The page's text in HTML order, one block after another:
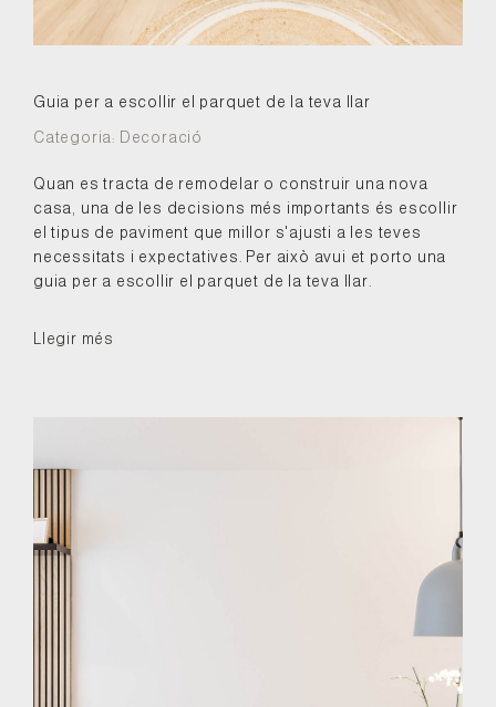
Guia per a escollir el parquet de la teva llar
Categoria: Decoració
Quan es tracta de remodelar o construir una nova
casa, una de les decisions més importants és escollir
el tipus de paviment que millor s'ajusti a les teves
necessitats i expectatives. Per això avui et porto una
guia per a escollir el parquet de la teva llar.
Llegir més